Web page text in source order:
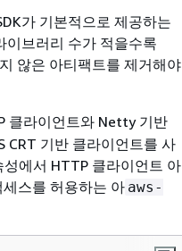
가 기본적으로 제공하는
이브러리 수가 적을수록
않은 아티팩트를 제거해야
클라이언트와 Netty 기반
CRT 기반 클라이언트를 사
에서 HTTP 클라이언트 아
스를 허용하는 아 aws-